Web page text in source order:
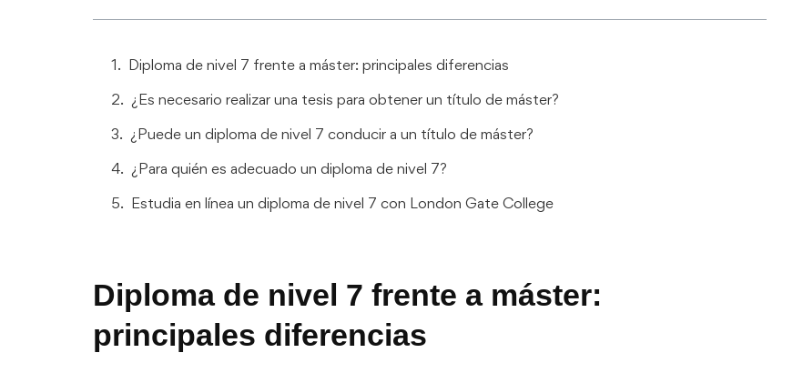
Diploma de nivel 7 frente a máster: principales diferencias
¿Es necesario realizar una tesis para obtener un título de máster?
¿Puede un diploma de nivel 7 conducir a un título de máster?
¿Para quién es adecuado un diploma de nivel 7?
Estudia en línea un diploma de nivel 7 con London Gate College
Diploma de nivel 7 frente a máster:
principales diferencias